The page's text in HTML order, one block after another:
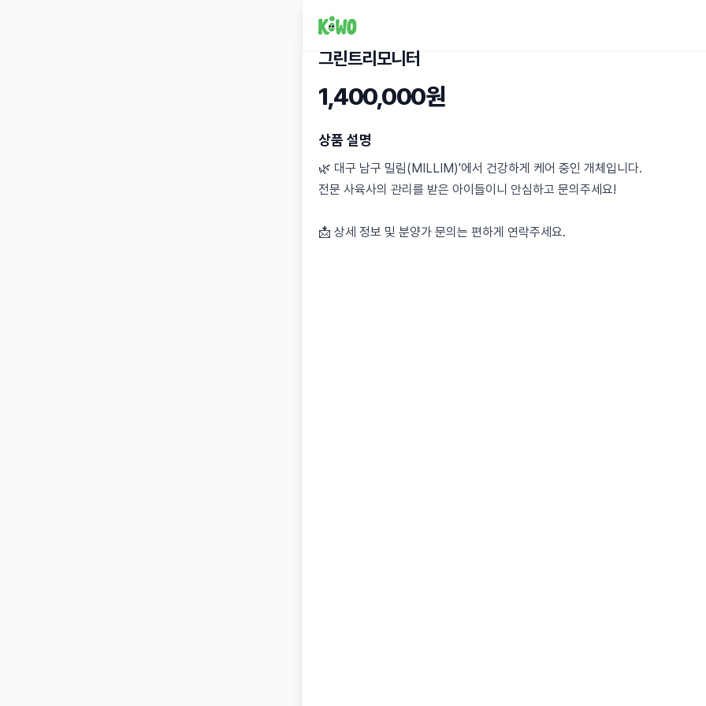
그린트리모니터
1,400,000원
상품 설명
🌿 대구 남구 밀림(MILLIM)'에서 건강하게 케어 중인 개체입니다.
전문 사육사의 관리를 받은 아이들이니 안심하고 문의주세요!
📩 상세 정보 및 분양가 문의는 편하게 연락주세요.